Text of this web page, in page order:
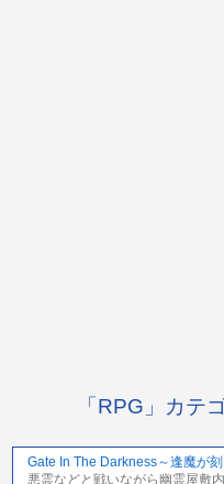
「RPG」カテ
Gate In The Darkness～逢魔が刻
悪霊などと戦いながら幽霊屋敷